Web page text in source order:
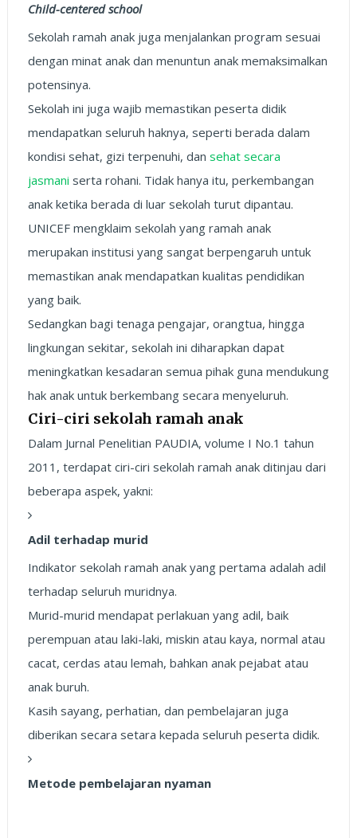
Child-centered school
Sekolah ramah anak juga menjalankan program sesuai
dengan minat anak dan menuntun anak memaksimalkan
potensinya.
Sekolah ini juga wajib memastikan peserta didik
mendapatkan seluruh haknya, seperti berada dalam
kondisi sehat, gizi terpenuhi, dan sehat secara
jasmani serta rohani. Tidak hanya itu, perkembangan
anak ketika berada di luar sekolah turut dipantau.
UNICEF mengklaim sekolah yang ramah anak
merupakan institusi yang sangat berpengaruh untuk
memastikan anak mendapatkan kualitas pendidikan
yang baik.
Sedangkan bagi tenaga pengajar, orangtua, hingga
lingkungan sekitar, sekolah ini diharapkan dapat
meningkatkan kesadaran semua pihak guna mendukung
hak anak untuk berkembang secara menyeluruh.
Ciri-ciri sekolah ramah anak
Dalam Jurnal Penelitian PAUDIA, volume I No.1 tahun
2011, terdapat ciri-ciri sekolah ramah anak ditinjau dari
beberapa aspek, yakni:
Adil terhadap murid
Indikator sekolah ramah anak yang pertama adalah adil
terhadap seluruh muridnya.
Murid-murid mendapat perlakuan yang adil, baik
perempuan atau laki-laki, miskin atau kaya, normal atau
cacat, cerdas atau lemah, bahkan anak pejabat atau
anak buruh.
Kasih sayang, perhatian, dan pembelajaran juga
diberikan secara setara kepada seluruh peserta didik.
Metode pembelajaran nyaman